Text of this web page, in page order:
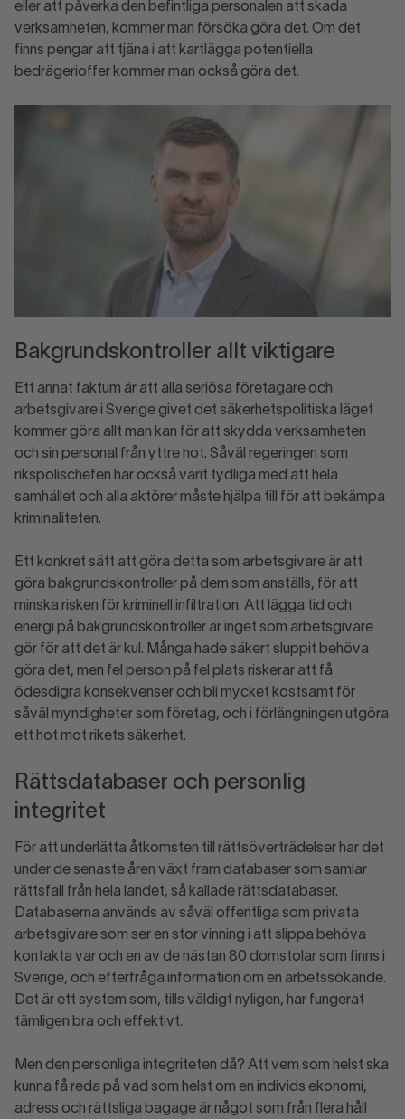
eller att påverka den befintliga personalen att skada
verksamheten, kommer man försöka göra det. Om det
finns pengar att tjäna i att kartlägga potentiella
bedrägerioffer kommer man också göra det.
Bakgrundskontroller allt viktigare
Ett annat faktum är att alla seriösa företagare och
arbetsgivare i Sverige givet det säkerhetspolitiska läget
kommer göra allt man kan för att skydda verksamheten
och sin personal från yttre hot. Såväl regeringen som
rikspolischefen har också varit tydliga med att hela
samhället och alla aktörer måste hjälpa till för att bekämpa
kriminaliteten.
Ett konkret sätt att göra detta som arbetsgivare är att
göra bakgrundskontroller på dem som anställs, för att
minska risken för kriminell infiltration. Att lägga tid och
energi på bakgrundskontroller är inget som arbetsgivare
gör för att det är kul. Många hade säkert sluppit behöva
göra det, men fel person på fel plats riskerar att få
ödesdigra konsekvenser och bli mycket kostsamt för
såväl myndigheter som företag, och i förlängningen utgöra
ett hot mot rikets säkerhet.
Rättsdatabaser och personlig
integritet
För att underlätta åtkomsten till rättsöverträdelser har det
under de senaste åren växt fram databaser som samlar
rättsfall från hela landet, så kallade rättsdatabaser.
Databaserna används av såväl offentliga som privata
arbetsgivare som ser en stor vinning i att slippa behöva
kontakta var och en av de nästan 80 domstolar som finns i
Sverige, och efterfråga information om en arbetssökande.
Det är ett system som, tills väldigt nyligen, har fungerat
tämligen bra och effektivt.
Men den personliga integriteten då? Att vem som helst ska
kunna få reda på vad som helst om en individs ekonomi,
adress och rättsliga bagage är något som från flera håll